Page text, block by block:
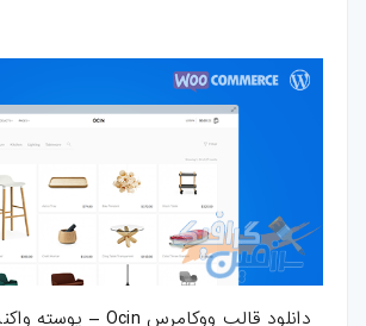
دانلود قالب ووکامرس Ocin – پوسته واکنش گرا وردپرس